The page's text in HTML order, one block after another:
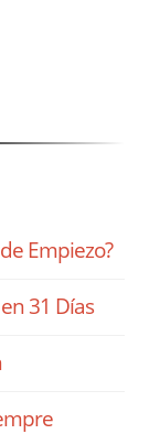
Empiezo?
31 Días